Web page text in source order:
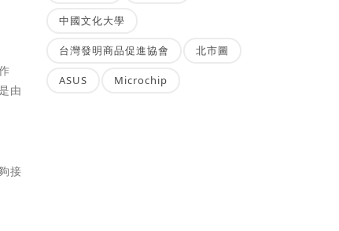
由
接
中國文化大學
台灣發明商品促進協會 北市圖
ASUS Microchip